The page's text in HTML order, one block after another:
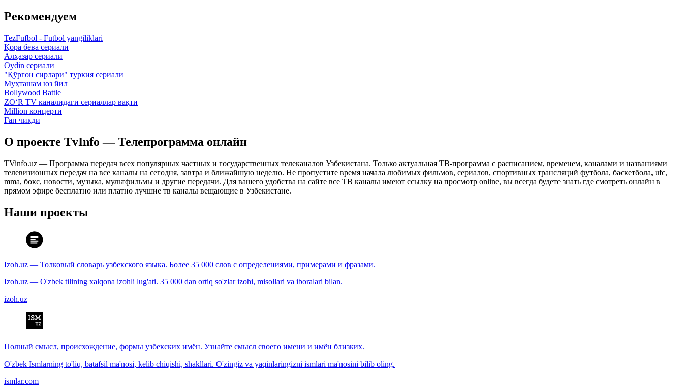
Рекомендуем
TezFufbol - Futbol yangiliklari
Қора бева сериали
Алҳазар сериали
Oydin сериали
"Қўрғон сирлари" туркия сериали
Муҳташам юз йил
Bollywood Battle
ZO‘R TV каналидаги сериаллар вақти
Million концерти
Гап чиқди
О проекте TvInfo — Телепрограмма онлайн
TVinfo.uz — Программа передач всех популярных частных и государственных телеканалов Узбекистана. Только актуальная ТВ-программа с расписанием, временем, каналами и названиями
телевизионных передач на все каналы на сегодня, завтра и ближайшую неделю. Не пропустите время начала любимых фильмов, сериалов, спортивных трансляций футбола, баскетбола, ufc,
mma, бокс, новости, музыка, мультфильмы и другие передачи. Для вашего удобства на сайте все ТВ каналы имеют ссылку на просмотр online, вы всегда будете знать где смотреть онлайн в
прямом эфире бесплатно или платно лучшие тв каналы вещающие в Узбекистане.
Наши проекты
Izoh.uz — Толковый словарь узбекского языка. Более 35 000 слов с определениями, примерами и фразами.
Izoh.uz — O'zbek tilining xalqona izohli lug'ati. 35 000 dan ortiq so'zlar izohi, misollari va iboralari bilan.
izoh.uz
Полный смысл, происхождение, формы узбекских имён. Узнайте смысл своего имени и имён близких.
O'zbek Ismlarning to'liq, batafsil ma'nosi, kelib chiqishi, shakllari. O'zingiz va yaqinlaringizni ismlari ma'nosini bilib oling.
ismlar.com